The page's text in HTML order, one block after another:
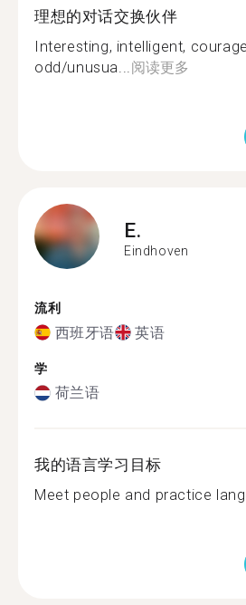
理想的对话交换伙伴
Interesting, intelligent,
odd/unusua...阅读更多
E.
Eindhoven
流利
西班牙语 英语
学
荷兰语
我的语言学习目标
Meet people and practice